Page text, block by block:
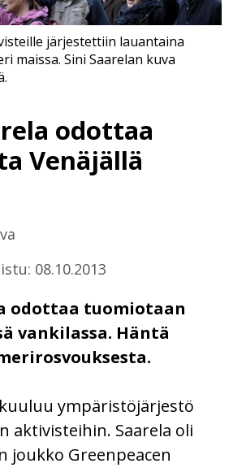
odottaa
Venäjällä
08.10.2013
odottaa tuomiotaan
vankilassa. Häntä
järjestettiin lauantaina
maissa. Sini Saarelan kuva
ympäristöjärjestö
aktivisteihin. Saarela oli
joukko Greenpeacen